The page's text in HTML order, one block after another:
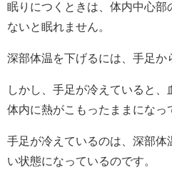
眠りにつくときは、体内中心部
ないと眠れません。
深部体温を下げるには、手足か
しかし、手足が冷えていると、
体内に熱がこもったままになっ
手足が冷えているのは、深部体
い状態になっているのです。